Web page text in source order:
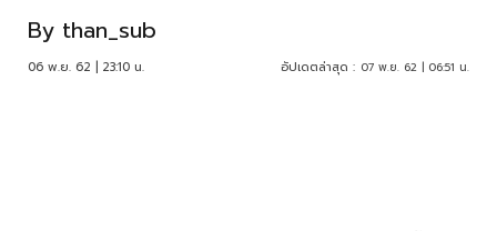
By than_sub
06 พ.ย. 62 | 23:10 น. อัปเดตล่าสุด : 07 พ.ย. 62 | 06:51 น.